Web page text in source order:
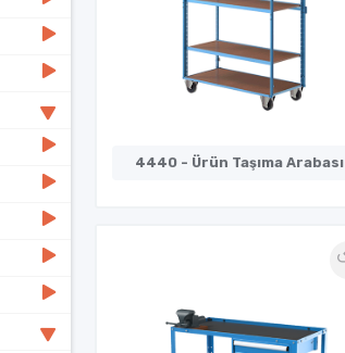
4440 - Ürün Taşıma Arabası